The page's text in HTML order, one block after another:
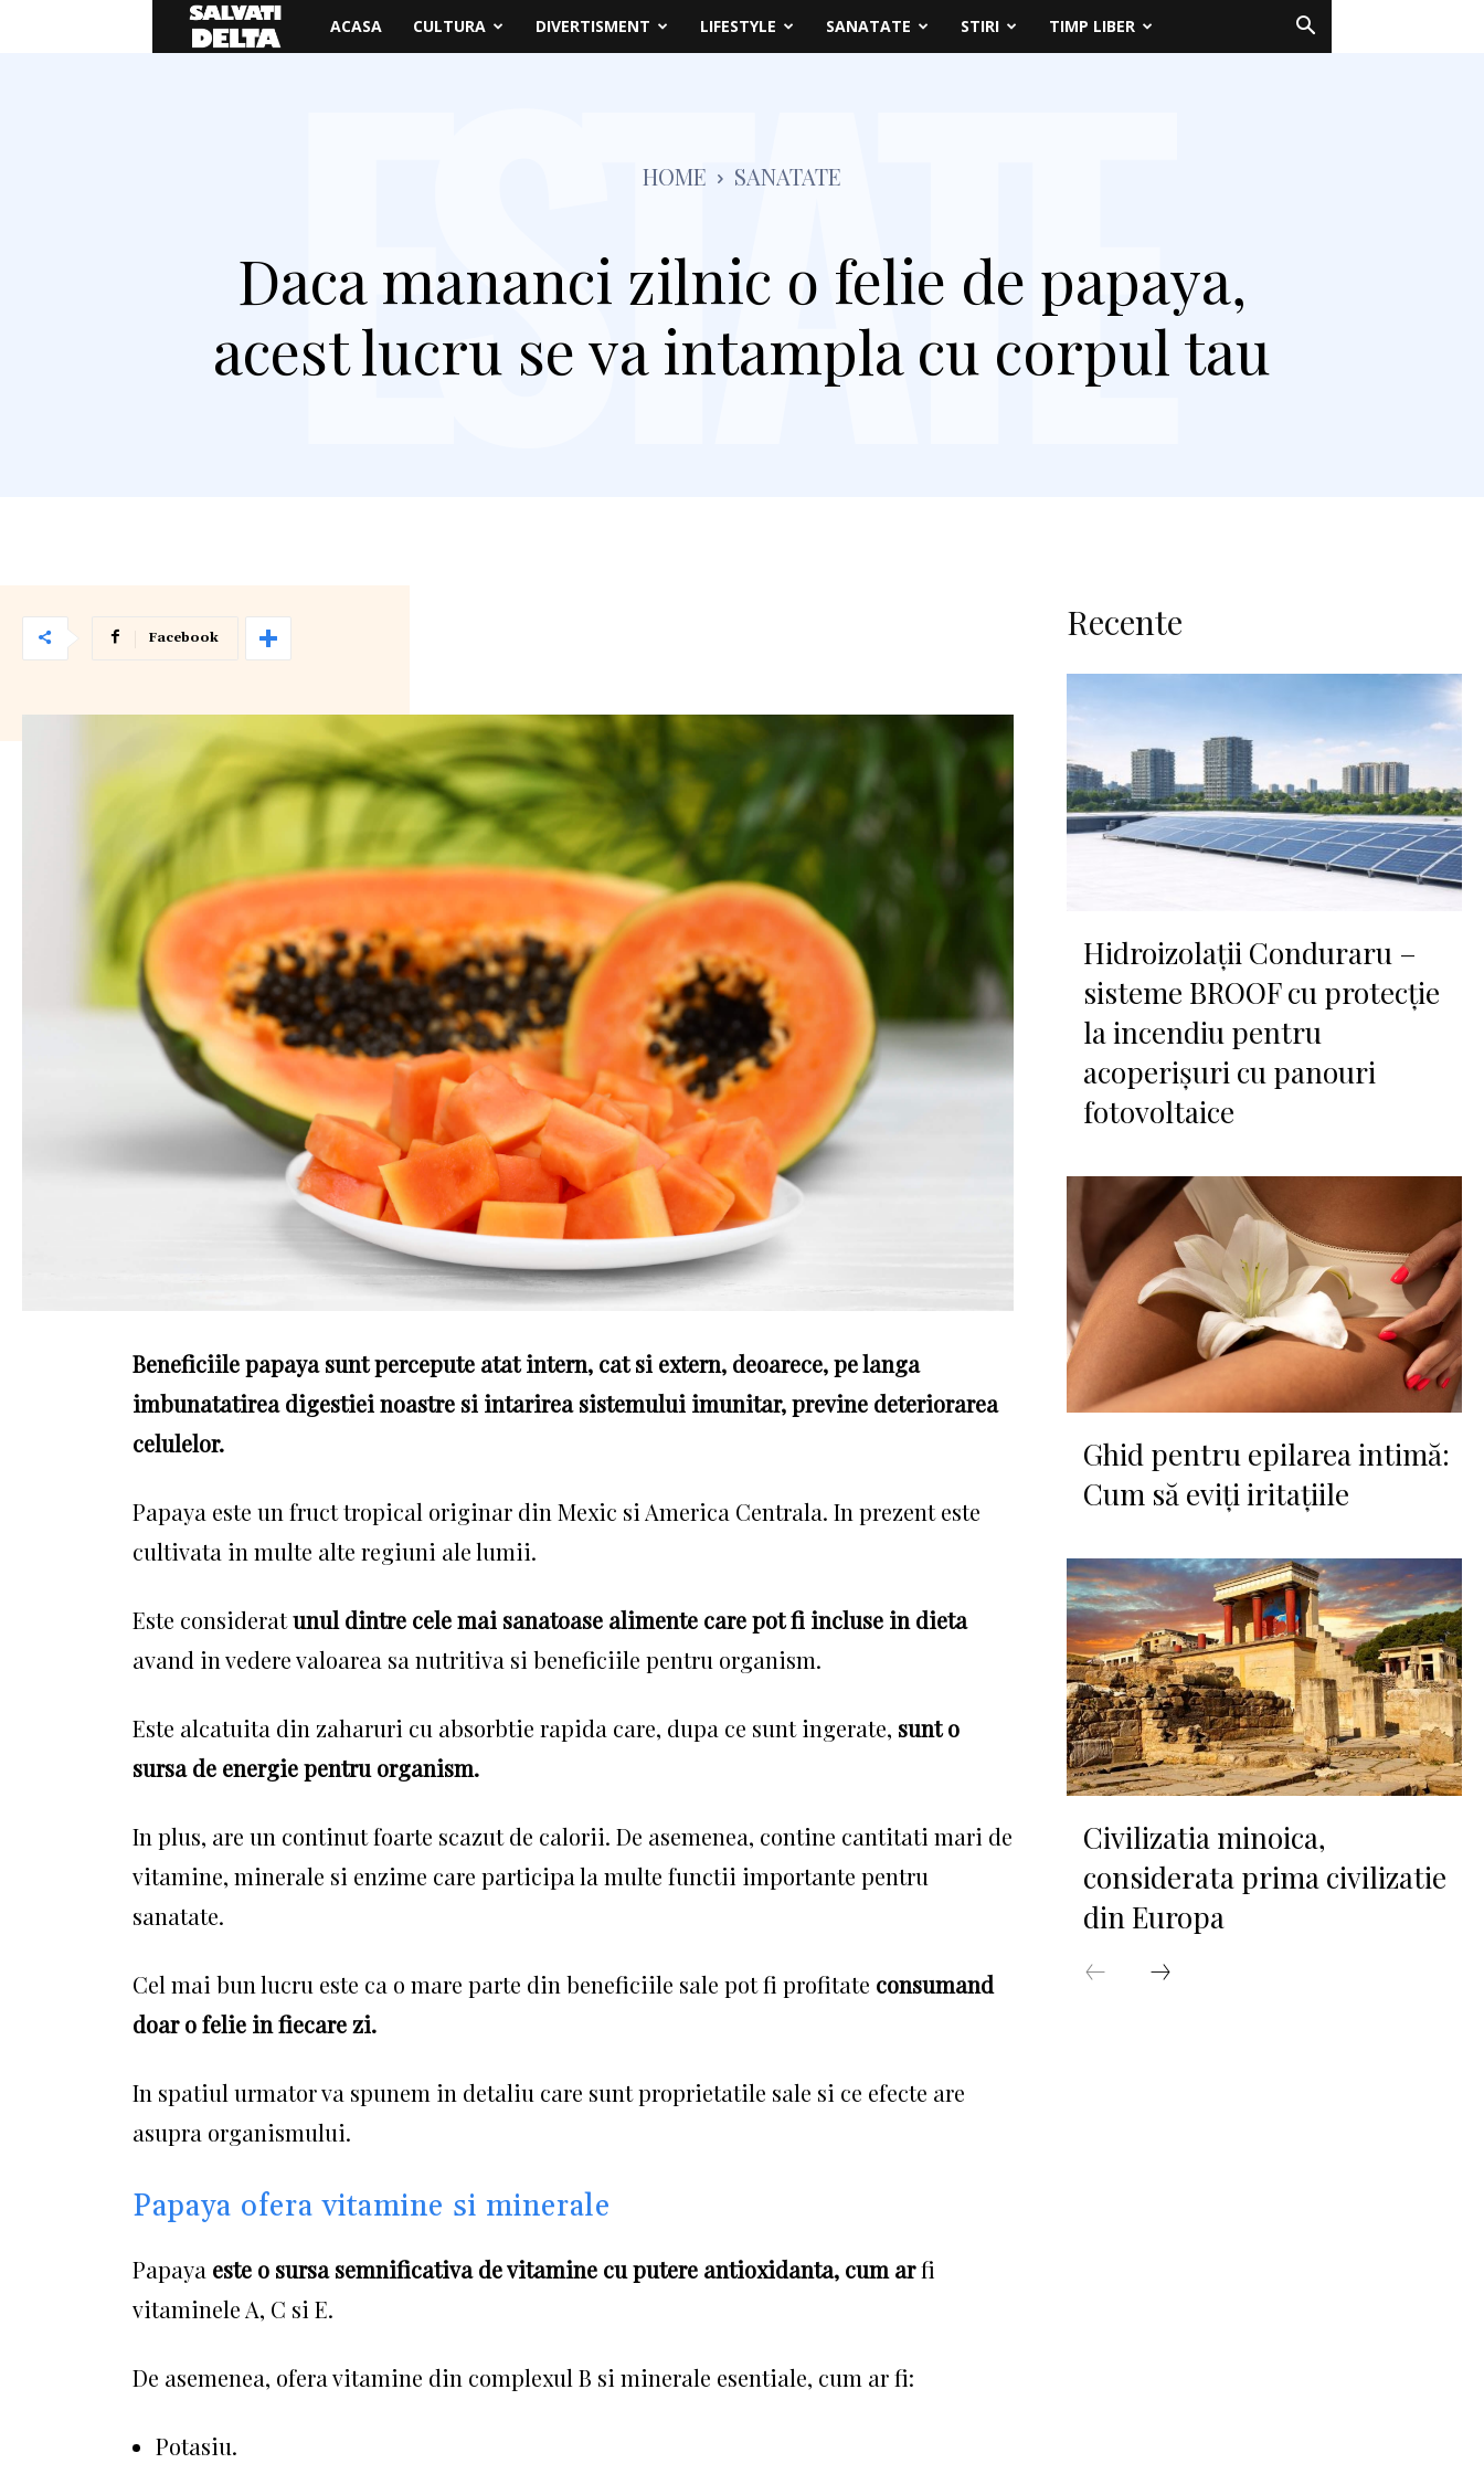
Salvati
ACASA CULTURA DIVERTISMENT LIFESTYLE SANATATE STIRI TIMP LIBER
HOME SANATATE
Daca mananci zilnic o felie de papaya,
acest lucru se va intampla cu corpul tau
Facebook
Beneficiile papaya sunt percepute atat intern, cat si extern, deoarece, pe langa
imbunatatirea digestiei noastre si intarirea sistemului imunitar, previne deteriorarea
celulelor.
Papaya este un fruct tropical originar din Mexic si America Centrala. In prezent este
cultivata in multe alte regiuni ale lumii.
Este consideratunul dintre cele mai sanatoase alimente care pot fi incluse in dieta
avand in vedere valoarea sa nutritiva si beneficiile pentru organism.
Este alcatuita din zaharuri cu absorbtie rapida care, dupa ce sunt ingerate, sunt o
sursa de energie pentru organism.
In plus, are un continut foarte scazut de calorii. De asemenea, contine cantitati mari de
vitamine, minerale si enzime care participa la multe functii importante pentru
sanatate.
Cel mai bun lucru este ca o mare parte din beneficiile sale pot fi profitate consumand
doar o felie in fiecare zi.
In spatiul urmator va spunem in detaliu care sunt proprietatile sale si ce efecte are
asupra organismului.
Papaya ofera vitamine si minerale
Papaya este o sursa semnificativa de vitamine cu putere antioxidanta, cum arfi
vitaminele A, C si E.
De asemenea, ofera vitamine din complexul B si minerale esentiale, cum ar fi:
Potasiu.
Recente
Hidroizolații Conduraru –
sisteme BROOF cu protecție
la incendiu pentru
acoperișuri cu panouri
fotovoltaice
Ghid pentru epilarea intimă:
Cum să eviți iritațiile
Civilizatia minoica,
considerata prima civilizatie
din Europa